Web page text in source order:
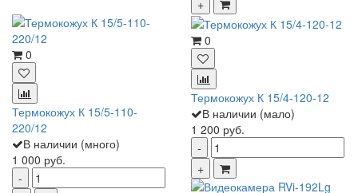
0
Термокожух К 15/5-110-
220/12
В наличии (много)
1 000 руб.
0
Термокожух К 15/4-120-12
В наличии (мало)
1 200 руб.